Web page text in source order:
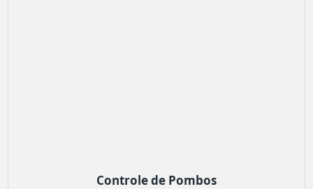
Controle de Pombos